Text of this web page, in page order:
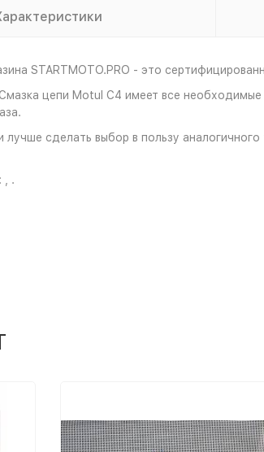
STARTMOTO.PRO - это
цепи Motul C4 имеет все
сделать выбор в пользу
, .